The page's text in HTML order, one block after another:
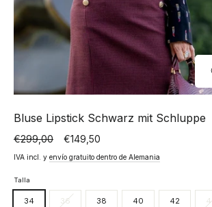
Bluse Lipstick Schwarz mit Schluppe
Precio
normal
€299,00
Precio
especial
€149,50
IVA incl. y envío gratuito dentro de Alemania
Talla
34 36 38 40 42